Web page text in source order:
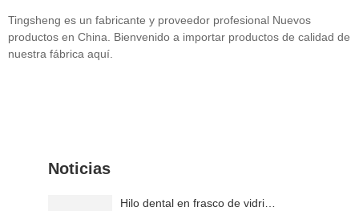
Tingsheng es un fabricante y proveedor profesional Nuevos
productos en China. Bienvenido a importar productos de calidad de
nuestra fábrica aquí.
Noticias
Hilo dental en frasco de vidrio